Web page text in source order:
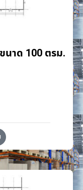
นาด 100 ตรม.